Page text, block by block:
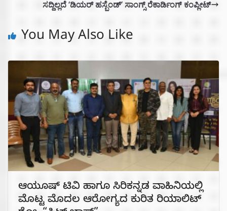
ಸದ್ದಿಲ್ಲದೆ ‘ಡಿಯರ್ ಹಸ್ಬೆಂಡ್’ ಸಾಂಗ್ಸ್ ರೆಕಾರ್ಡಿಂಗ್ ಕಂಪ್ಲೀಟ್
You May Also Like
ಆಯೂಷ್ ಟಿವಿ ಹಾಗೂ ಸಿರಿಕನ್ನಡ ವಾಹಿನಿಯಲ್ಲಿ
ಮೊಟ್ಟ ಮೊದಲ ಆರೋಗ್ಯದ ಕುರಿತ ರಿಯಾಲಿಟ್‌